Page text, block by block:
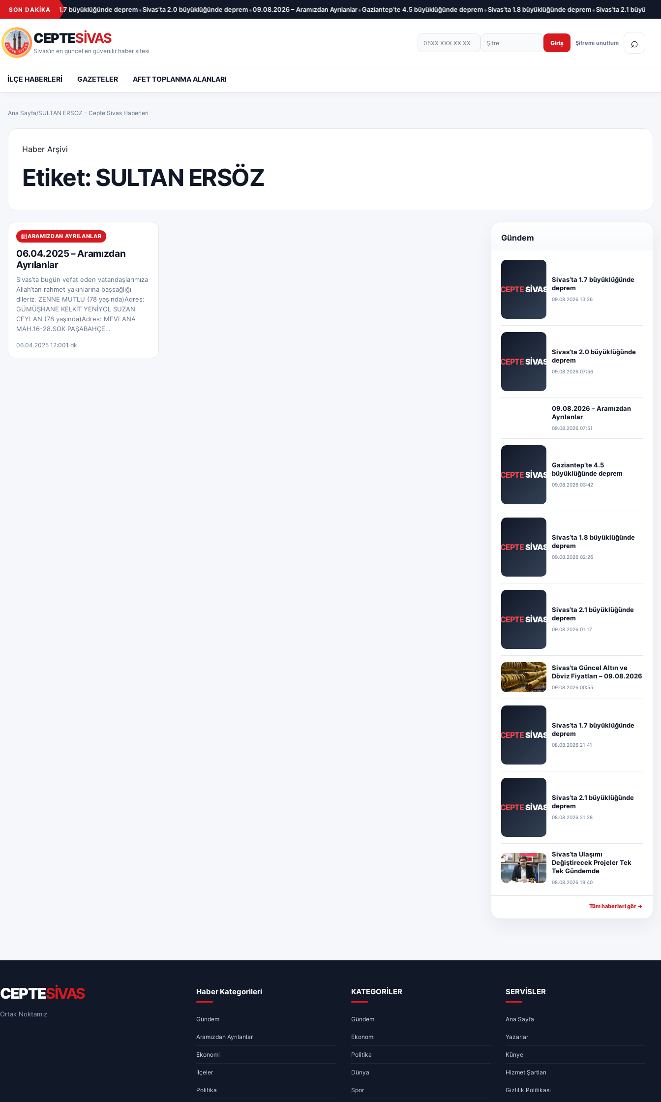
İçeriğe geç
SON DAKİKA
Sivas’ta 1.7 büyüklüğünde deprem•Sivas’ta 2.0 büyüklüğünde deprem•09.08.2026 – Aramızdan Ayrılanlar•Gaziantep’te 4.5 büyüklüğünde deprem•Sivas’ta 1.8 büyüklüğünde deprem•Sivas’ta 2.1
CEPTESİVAS
Sivas’ın en güncel en güvenilir haber sitesi
Telefon numarası Şifre Giriş Şifremi unuttum ⌕
İLÇE HABERLERİ GAZETELER AFET TOPLANMA ALANLARI
Ana Sayfa/SULTAN ERSÖZ – Cepte Sivas Haberleri
Haber Arşivi
Etiket: SULTAN ERSÖZ
ARAMIZDAN AYRILANLAR
06.04.2025 – Aramızdan
Ayrılanlar
Sivas’ta bugün vefat eden vatandaşlarımıza
Allah’tan rahmet yakınlarına başsağlığı
dileriz. ZENNE MUTLU (78 yaşında)Adres:
GÜMÜŞHANE KELKİT YENİYOL SUZAN
CEYLAN (78 yaşında)Adres: MEVLANA
MAH.16-28.SOK PAŞABAHÇE…
06.04.2025 12:001 dk
Gündem
CEPTESİVAS
Sivas’ta 1.7 büyüklüğünde
deprem
09.08.2026 13:26
CEPTESİVAS
Sivas’ta 2.0 büyüklüğünde
deprem
09.08.2026 07:56
09.08.2026 – Aramızdan
Ayrılanlar
09.08.2026 07:51
CEPTESİVAS
Gaziantep’te 4.5
büyüklüğünde deprem
09.08.2026 03:42
CEPTESİVAS
Sivas’ta 1.8 büyüklüğünde
deprem
09.08.2026 02:26
CEPTESİVAS
Sivas’ta 2.1 büyüklüğünde
deprem
09.08.2026 01:17
Sivas’ta Güncel Altın ve
Döviz Fiyatları – 09.08.2026
09.08.2026 00:55
CEPTESİVAS
Sivas’ta 1.7 büyüklüğünde
deprem
08.08.2026 21:41
CEPTESİVAS
Sivas’ta 2.1 büyüklüğünde
deprem
08.08.2026 21:28
Sivas’ta Ulaşımı
Değiştirecek Projeler Tek
Tek Gündemde
08.08.2026 19:40
Tüm haberleri gör →
CEPTESİVAS
Ortak Noktamız
Haber Kategorileri
Gündem
Aramızdan Ayrılanlar
Ekonomi
İlçeler
Politika
KATEGORİLER
Gündem
Ekonomi
Politika
Dünya
Spor
SERVİSLER
Ana Sayfa
Yazarlar
Künye
Hizmet Şartları
Gizlilik Politikası